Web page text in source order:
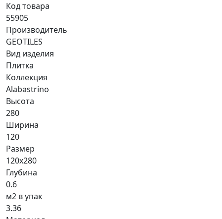
Код товара
55905
Производитель
GEOTILES
Вид изделия
Плитка
Коллекция
Alabastrino
Высота
280
Ширина
120
Размер
120x280
Глубина
0.6
м2 в упак
3.36